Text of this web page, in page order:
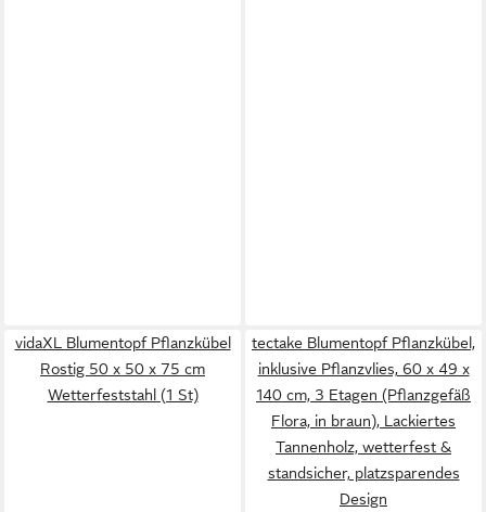
vidaXL Blumentopf Pflanzkübel
Rostig 50 x 50 x 75 cm
Wetterfeststahl (1 St)
tectake Blumentopf Pflanzkübel,
inklusive Pflanzvlies, 60 x 49 x
140 cm, 3 Etagen (Pflanzgefäß
Flora, in braun), Lackiertes
Tannenholz, wetterfest &
standsicher, platzsparendes
Design